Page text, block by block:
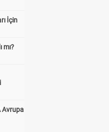
İçin
mı?
Avrupa